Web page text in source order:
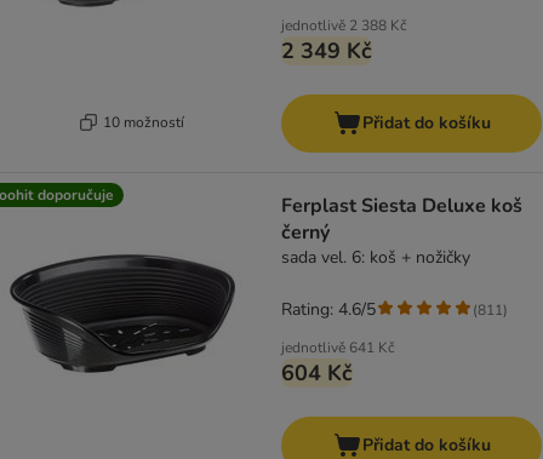
10 možností
jednotlivě 2 388 Kč
2 349 Kč
Přidat do košíku
doporučuje
Ferplast Siesta Deluxe koš
černý
sada vel. 6: koš + nožičky
jednotlivě 641 Kč
604 Kč
Rating: 4.6/5 (811)
Přidat do košíku